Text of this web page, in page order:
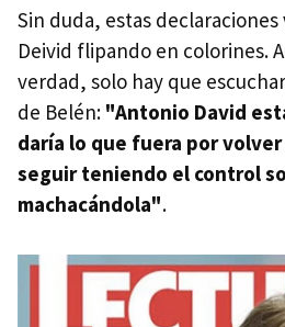
Sin duda, estas
Deivid flipando en colorines.
verdad, solo hay que
de Belén: "Antonio David
daría lo que fuera por
seguir teniendo el control
machacándola".